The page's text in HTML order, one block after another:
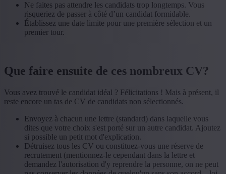
Ne faites pas attendre les candidats trop longtemps. Vous
risqueriez de passer à côté d’un candidat formidable.
Établissez une date limite pour une première sélection et un
premier tour.
Que faire ensuite de ces nombreux CV?
Vous avez trouvé le candidat idéal ? Félicitations ! Mais à présent, il
reste encore un tas de CV de candidats non sélectionnés.
Envoyez à chacun une lettre (standard) dans laquelle vous
dites que votre choix s'est porté sur un autre candidat. Ajoutez
si possible un petit mot d'explication.
Détruisez tous les CV ou constituez-vous une réserve de
recrutement (mentionnez-le cependant dans la lettre et
demandez l'autorisation d'y reprendre la personne, on ne peut